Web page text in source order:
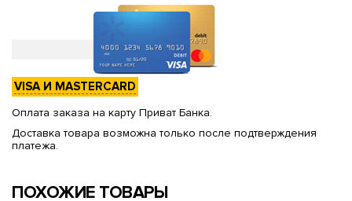
VISA И MASTERCARD
Оплата заказа на карту Приват Банка.
Доставка товара возможна только после подтверждения
платежа.
ПОХОЖИЕ ТОВАРЫ